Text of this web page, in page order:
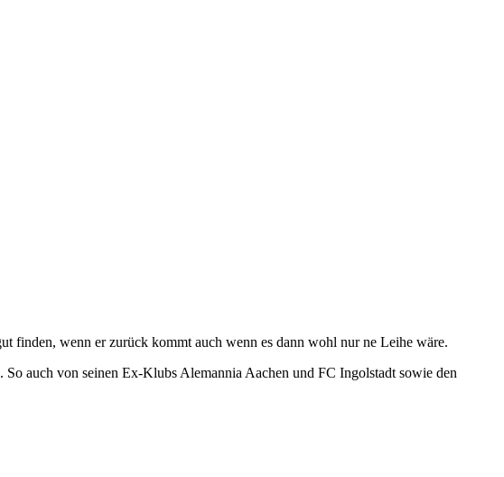
finden, wenn er zurück kommt auch wenn es dann wohl nur ne Leihe wäre.
auch von seinen Ex-Klubs Alemannia Aachen und FC Ingolstadt sowie den